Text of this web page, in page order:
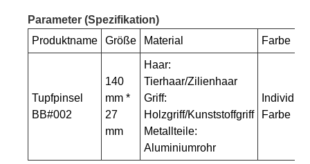
Parameter (Spezifikation)
Produktname
Größe Material Farbe
Tupfpinsel
BB#002
140
mm *
27
mm
Haar:
Tierhaar/Zilienhaar
Griff:
Holzgriff/Kunststoffgriff
Metallteile:
Aluminiumrohr
Farbe